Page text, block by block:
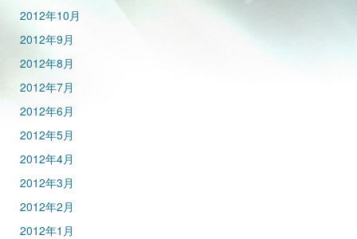
2012年10月
2012年9月
2012年8月
2012年7月
2012年6月
2012年5月
2012年4月
2012年3月
2012年2月
2012年1月